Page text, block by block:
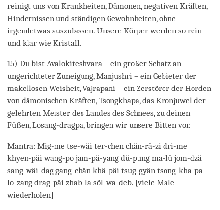
reinigt uns von Krankheiten, Dämonen, negativen Kräften,
Hindernissen und ständigen Gewohnheiten, ohne
irgendetwas auszulassen. Unsere Körper werden so rein
und klar wie Kristall.
15) Du bist Avalokiteshvara – ein großer Schatz an
ungerichteter Zuneigung, Manjushri – ein Gebieter der
makellosen Weisheit, Vajrapani – ein Zerstörer der Horden
von dämonischen Kräften, Tsongkhapa, das Kronjuwel der
gelehrten Meister des Landes des Schnees, zu deinen
Füßen, Losang-dragpa, bringen wir unsere Bitten vor.
Mantra: Mig-me tse-wäi ter-chen chän-rä-zi dri-me
khyen-päi wang-po jam-pä-yang dü-pung ma-lü jom-dzä
sang-wäi-dag gang-chän khä-päi tsug-gyän tsong-kha-pa
lo-zang drag-päi zhab-la söl-wa-deb. [viele Male
wiederholen]